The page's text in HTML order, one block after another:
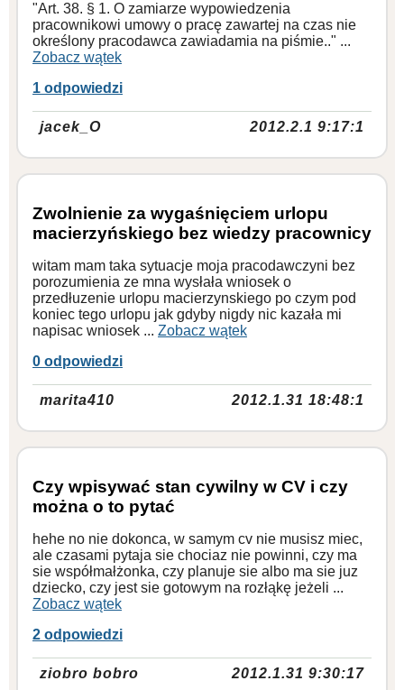
"Art. 38. § 1. O zamiarze wypowiedzenia
pracownikowi umowy o pracę zawartej na czas nie
określony pracodawca zawiadamia na piśmie.." ...
Zobacz wątek
1 odpowiedzi
jacek_O 2012.2.1 9:17:1
Zwolnienie za wygaśnięciem urlopu
macierzyńskiego bez wiedzy pracownicy
witam mam taka sytuacje moja pracodawczyni bez
porozumienia ze mna wysłała wniosek o
przedłuzenie urlopu macierzynskiego po czym pod
koniec tego urlopu jak gdyby nigdy nic kazała mi
napisac wniosek ... Zobacz wątek
0 odpowiedzi
marita410 2012.1.31 18:48:1
Czy wpisywać stan cywilny w CV i czy
można o to pytać
hehe no nie dokonca, w samym cv nie musisz miec,
ale czasami pytaja sie chociaz nie powinni, czy ma
sie współmałżonka, czy planuje sie albo ma sie juz
dziecko, czy jest sie gotowym na rozłąkę jeżeli ...
Zobacz wątek
2 odpowiedzi
ziobro bobro 2012.1.31 9:30:17